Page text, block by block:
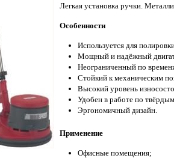
Легкая установка ручки.
Особенности
Используется для
Мощный и надёжный
Неограниченный по
Стойкий к механическим
Высокий уровень
Удобен в работе по
Эргономичный дизайн.
Применение
Офисные помещения;